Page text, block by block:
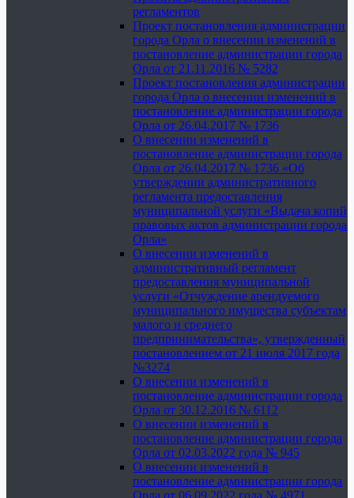
регламентов
Проект постановления администрации
города Орла о внесении изменений в
постановление администрации города
Орла от 21.11.2016 № 5282
Проект постановления администрации
города Орла о внесении изменений в
постановление администрации города
Орла от 26.04.2017 № 1736
О внесении изменений в
постановление администрации города
Орла от 26.04.2017 № 1736 «Об
утверждении административного
регламента предоставления
муниципальной услуги «Выдача копий
правовых актов администрации города
Орла»
О внесении изменений в
административный регламент
предоставления муниципальной
услуги «Отчуждение арендуемого
муниципального имущества субъектам
малого и среднего
предпринимательства», утвержденный
постановлением от 21 июля 2017 года
№3274
О внесении изменений в
постановление администрации города
Орла от 30.12.2016 № 6112
О внесении изменений в
постановление администрации города
Орла от 02.03.2022 года № 945
О внесении изменений в
постановление администрации города
Орла от 06.09.2022 года № 4971